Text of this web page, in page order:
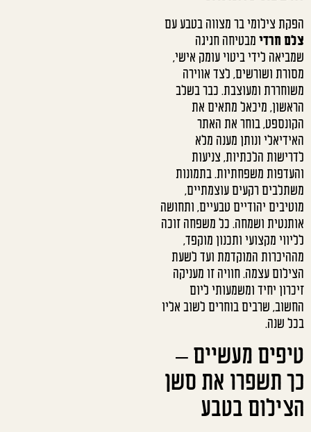
הפקת צילומי בר מצווה בטבע עם
צלם חרדי מבטיחה חגיגה
שמביאה לידי ביטוי עומק אישי,
מסורת ושורשים, לצד אווירה
משוחררת ומעוצבת. כבר בשלב
הראשון, מיכאל מתאים את
הקונספט, בוחר את האתר
האידיאלי ונותן מענה מלא
לדרישות הלכתיות, צניעות
והעדפות משפחתיות. בתמונות
משתלבים רקעים עוצמתיים,
מוטיבים יהודיים טבעיים, ותחושה
אותנטית ושמחה. כל משפחה זוכה
לליווי מקצועי ותכנון מוקפד,
מההיכרות המוקדמת ועד לשעת
הצילום עצמה. חוויה זו מעניקה
זיכרון יחיד ומשמעותי ליום
החשוב, שרבים בוחרים לשוב אליו
בכל שנה.
טיפים מעשיים –
כך תשפרו את סשן
הצילום בטבע